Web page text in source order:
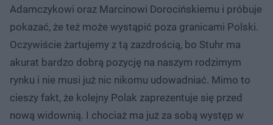
Adamczykowi oraz Marcinowi Dorocińskiemu i próbuje
pokazać, że też może wystąpić poza granicami Polski.
Oczywiście żartujemy z tą zazdrością, bo Stuhr ma
akurat bardzo dobrą pozycję na naszym rodzimym
rynku i nie musi już nic nikomu udowadniać. Mimo to
cieszy fakt, że kolejny Polak zaprezentuje się przed
nową widownią. I chociaż ma już za sobą występ w